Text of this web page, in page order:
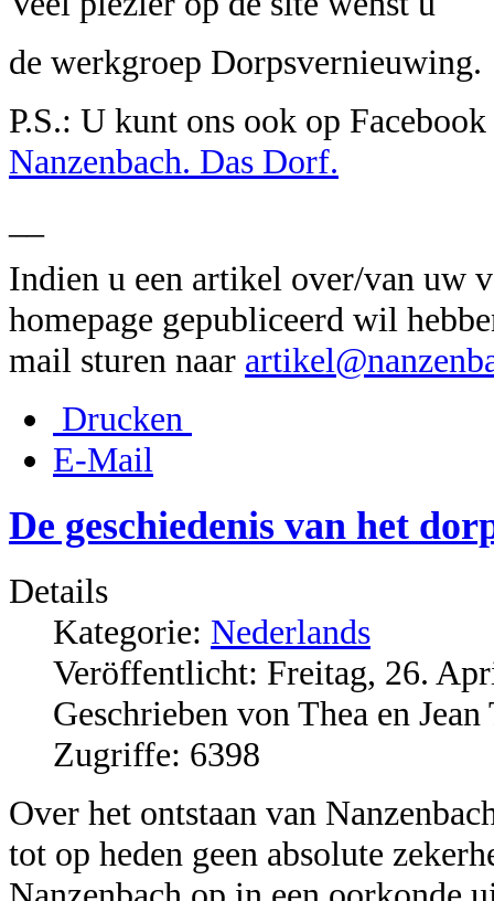
de werkgroep Dorpsvernieuwing.
P.S.: U kunt ons ook op
Nanzenbach. Das Dorf.
Indien u een artikel over/van uw
homepage gepubliceerd wil
mail sturen naar
Drucken
E-Mail
De geschiedenis van het
Details
Kategorie: Nederlands
Veröffentlicht: Freitag, 26.
Geschrieben von Thea en
Zugriffe: 6398
Over het ontstaan van
tot op heden geen absolute